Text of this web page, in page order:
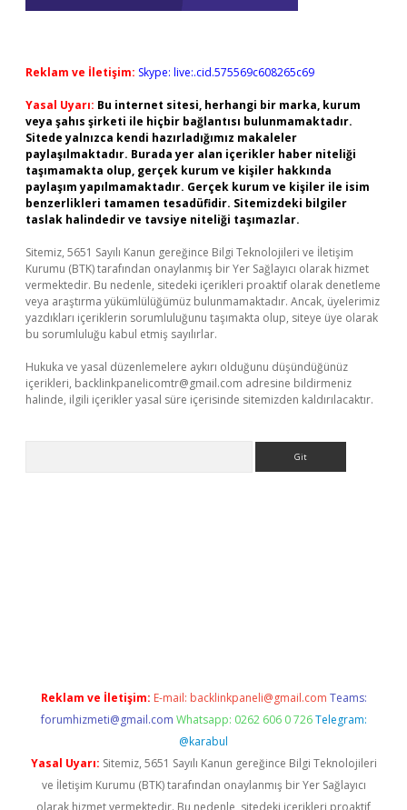
Reklam ve İletişim: Skype: live:.cid.575569c608265c69
Yasal Uyarı: Bu internet sitesi, herhangi bir marka, kurum
veya şahıs şirketi ile hiçbir bağlantısı bulunmamaktadır.
Sitede yalnızca kendi hazırladığımız makaleler
paylaşılmaktadır. Burada yer alan içerikler haber niteliği
taşımamakta olup, gerçek kurum ve kişiler hakkında
paylaşım yapılmamaktadır. Gerçek kurum ve kişiler ile isim
benzerlikleri tamamen tesadüfidir. Sitemizdeki bilgiler
taslak halindedir ve tavsiye niteliği taşımazlar.
Sitemiz, 5651 Sayılı Kanun gereğince Bilgi Teknolojileri ve İletişim
Kurumu (BTK) tarafından onaylanmış bir Yer Sağlayıcı olarak hizmet
vermektedir. Bu nedenle, sitedeki içerikleri proaktif olarak denetleme
veya araştırma yükümlülüğümüz bulunmamaktadır. Ancak, üyelerimiz
yazdıkları içeriklerin sorumluluğunu taşımakta olup, siteye üye olarak
bu sorumluluğu kabul etmiş sayılırlar.
Hukuka ve yasal düzenlemelere aykırı olduğunu düşündüğünüz
içerikleri, backlinkpanelicomtr@gmail.com adresine bildirmeniz
halinde, ilgili içerikler yasal süre içerisinde sitemizden kaldırılacaktır.
Reklam ve İletişim: E-mail: backlinkpaneli@gmail.com Teams:
forumhizmeti@gmail.com Whatsapp: 0262 606 0 726 Telegram:
@karabul
Yasal Uyarı: Sitemiz, 5651 Sayılı Kanun gereğince Bilgi Teknolojileri
ve İletişim Kurumu (BTK) tarafından onaylanmış bir Yer Sağlayıcı
olarak hizmet vermektedir. Bu nedenle, sitedeki içerikleri proaktif